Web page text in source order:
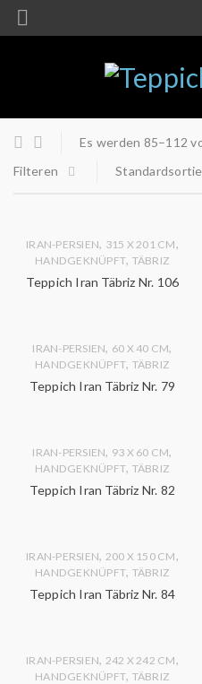
Es werden 85–112
Filteren
IRAN-PERSIEN, 315 X 201 CM,
HANDGEKNÜPFT, TÄBRIZ
Teppich Iran Täbriz Nr. 106
IRAN-PERSIEN, 60 X 40 CM,
HANDGEKNÜPFT, TÄBRIZ
Teppich Iran Täbriz Nr. 79
IRAN-PERSIEN, 93 X 60 CM,
HANDGEKNÜPFT, TÄBRIZ
Teppich Iran Täbriz Nr. 82
IRAN-PERSIEN, 200 X 150 CM,
HANDGEKNÜPFT, TÄBRIZ
Teppich Iran Täbriz Nr. 84
IRAN-PERSIEN, 242 X 242 CM,
HANDGEKNÜPFT, TÄBRIZ